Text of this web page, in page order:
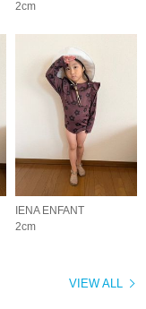
2cm
IENA ENFANT
2cm
VIEW ALL